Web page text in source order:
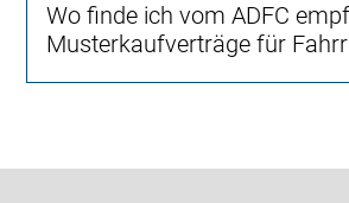
Wo finde ich vom ADFC
Musterkaufverträge für